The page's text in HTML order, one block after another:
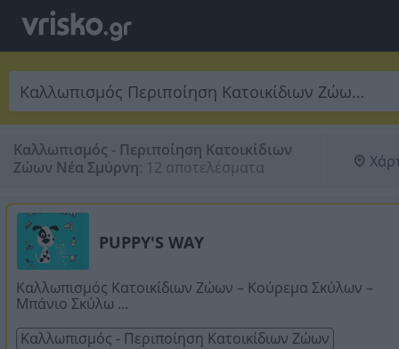
Καλλωπισμός - Περιποίηση Κατοικίδιων
Ζώων Νέα Σμύρνη: 12 αποτελέσματα
PUPPY'S WAY
Καλλωπισμός Κατοικίδιων Ζώων – Κούρεμα Σκύλων –
Μπάνιο Σκύλω ...
Καλλωπισμός - Περιποίηση Κατοικίδιων Ζώων